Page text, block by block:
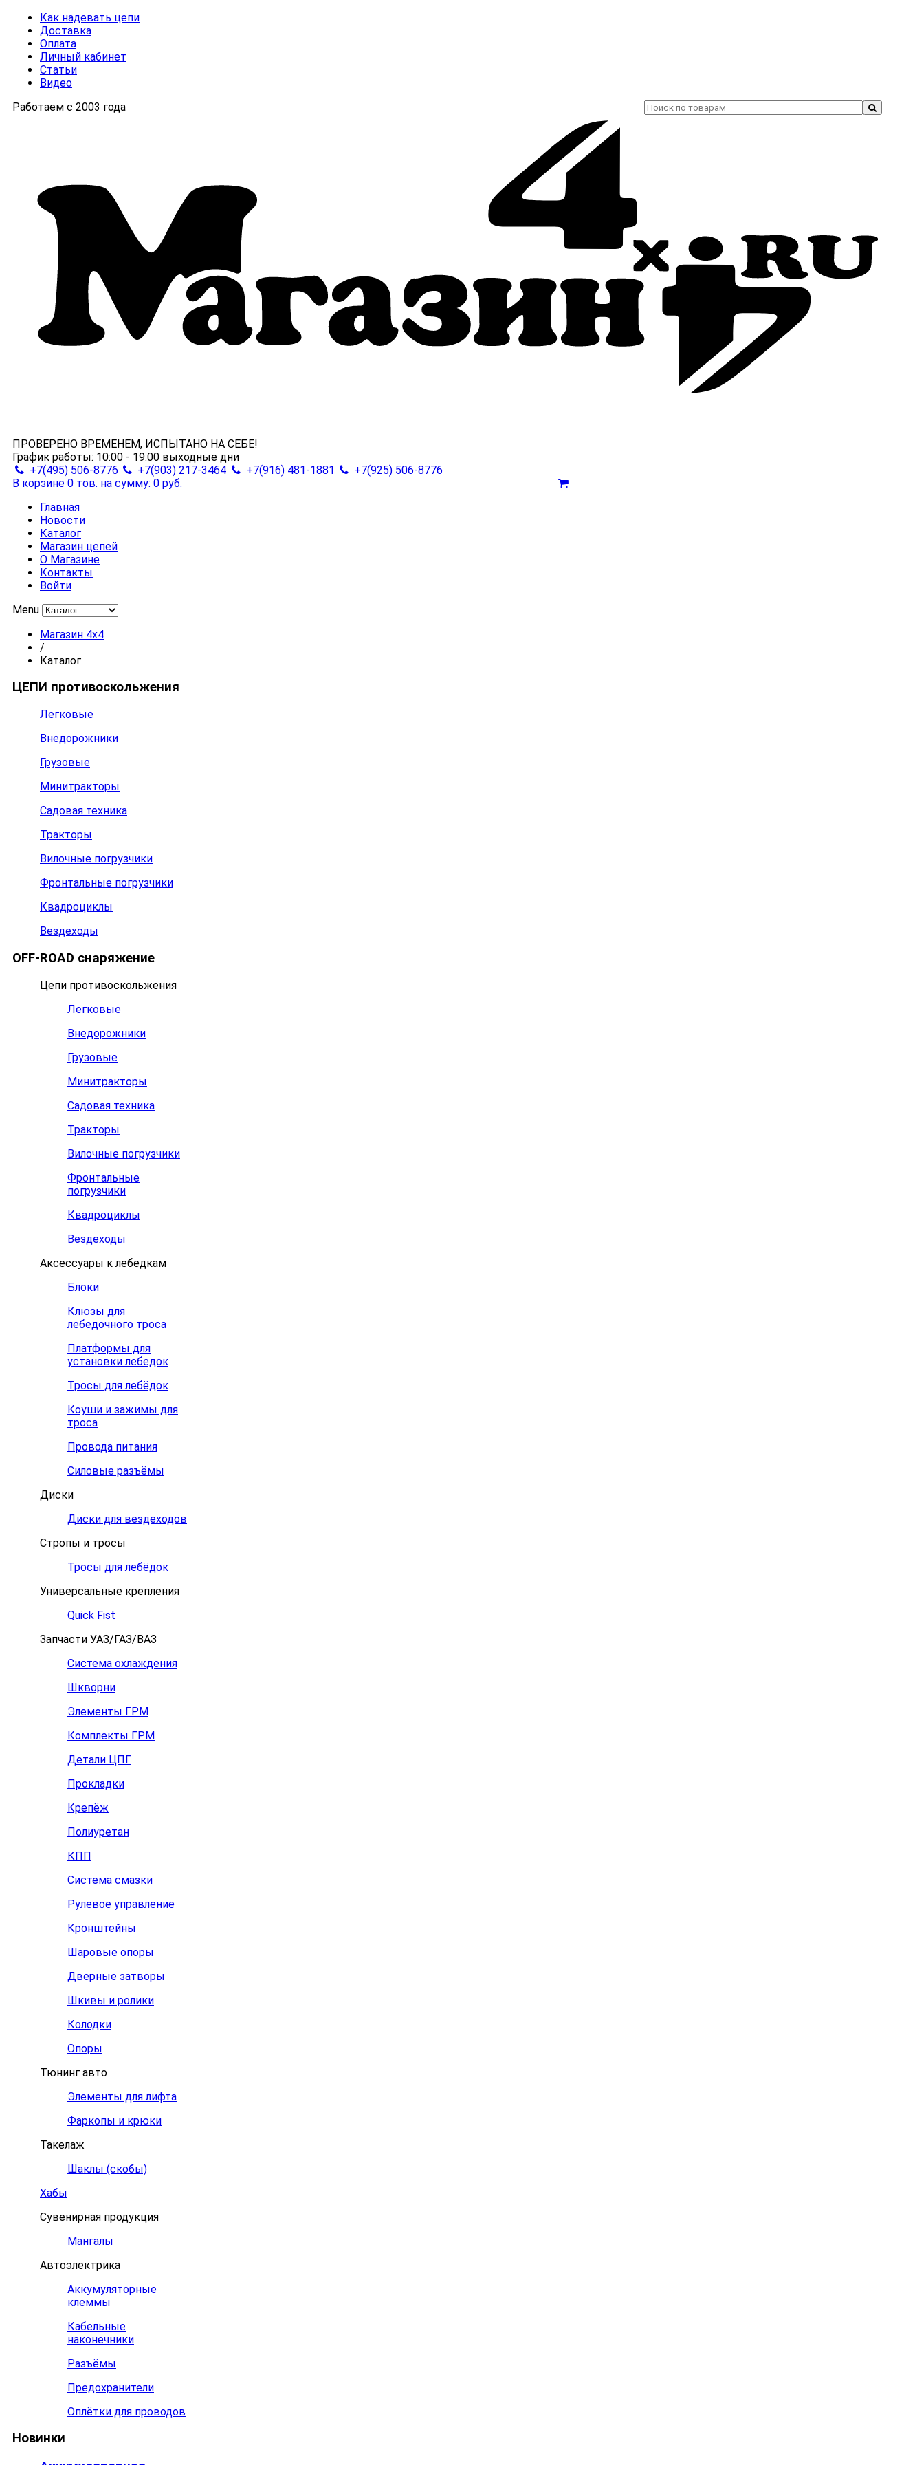
Как надевать цепи
Доставка
Оплата
Личный кабинет
Статьи
Видео
Работаем с 2003 года
ПРОВЕРЕНО ВРЕМЕНЕМ, ИСПЫТАНО НА СЕБЕ!
График работы: 10:00 - 19:00 выходные дни
+7(495) 506-8776
+7(903) 217-3464 +7(916) 481-1881
+7(925) 506-8776
В корзине 0 тов. на сумму: 0 руб.
Главная
Новости
Каталог
Магазин цепей
О Магазине
Контакты
Войти
Menu
Магазин 4x4
/
Каталог
ЦЕПИ противоскольжения
Легковые
Внедорожники
Грузовые
Минитракторы
Садовая техника
Тракторы
Вилочные погрузчики
Фронтальные погрузчики
Квадроциклы
Вездеходы
OFF-ROAD снаряжение
Цепи противоскольжения
Легковые
Внедорожники
Грузовые
Минитракторы
Садовая техника
Тракторы
Вилочные погрузчики
Фронтальные
погрузчики
Квадроциклы
Вездеходы
Аксессуары к лебедкам
Блоки
Клюзы для
лебедочного троса
Платформы для
установки лебедок
Тросы для лебёдок
Коуши и зажимы для
троса
Провода питания
Силовые разъёмы
Диски
Диски для вездеходов
Стропы и тросы
Тросы для лебёдок
Универсальные крепления
Quick Fist
Запчасти УАЗ/ГАЗ/ВАЗ
Система охлаждения
Шкворни
Элементы ГРМ
Комплекты ГРМ
Детали ЦПГ
Прокладки
Крепёж
Полиуретан
КПП
Система смазки
Рулевое управление
Кронштейны
Шаровые опоры
Дверные затворы
Шкивы и ролики
Колодки
Опоры
Тюнинг авто
Элементы для лифта
Фаркопы и крюки
Такелаж
Шаклы (скобы)
Хабы
Сувенирная продукция
Мангалы
Автоэлектрика
Аккумуляторные
клеммы
Кабельные
наконечники
Разъёмы
Предохранители
Оплётки для проводов
Новинки